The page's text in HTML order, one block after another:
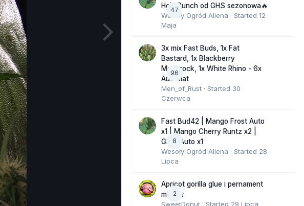
47
Holy Punch od GHS sezonowa🔥
Wesoły Ogród Aliena · Started 12
Maja
96
3x mix Fast Buds, 1x Fat
Bastard, 1x Blackberry
Moonrock, 1x White Rhino - 6x
Automat
Men_of_Rust · Started 30
Czerwca
8
Fast Bud42 | Mango Frost Auto
x1 | Mango Cherry Runtz x2 |
GMO Auto x1
Wesoły Ogród Aliena · Started 28
Lipca
2
Apricot gorilla glue i pernament
marker
SweetDonut · Started 29 Lipca